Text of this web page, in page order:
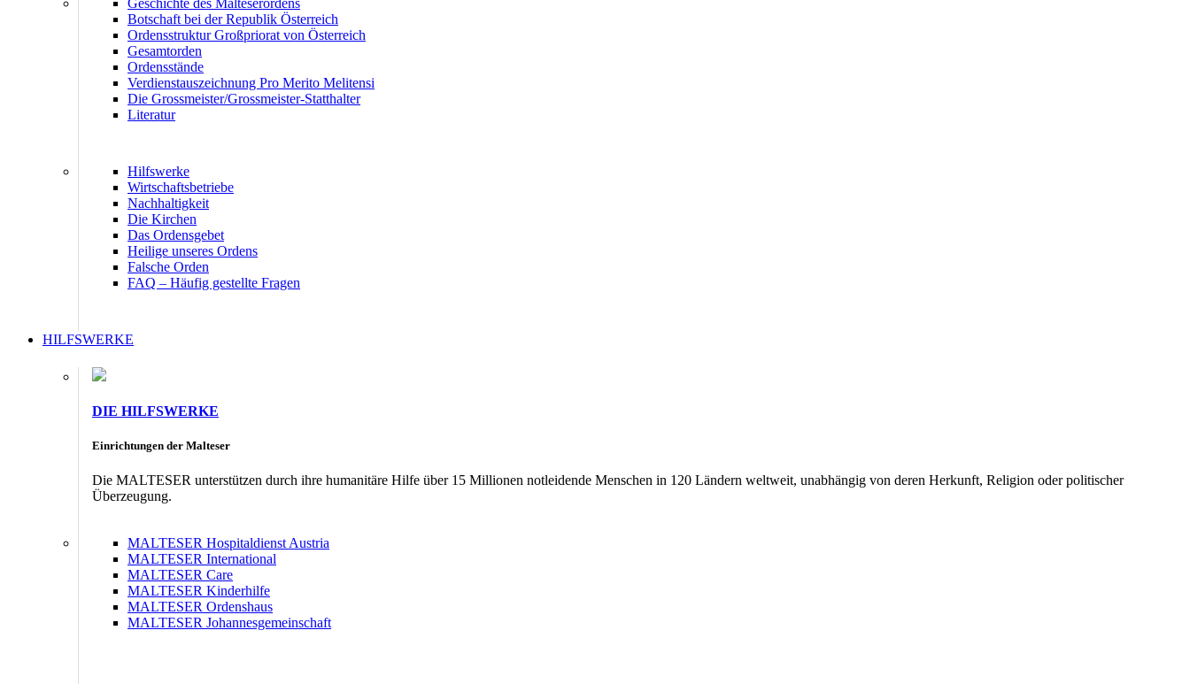
Geschichte des Malteserordens
Botschaft bei der Republik Österreich
Ordensstruktur Großpriorat von Österreich
Gesamtorden
Ordensstände
Verdienstauszeichnung Pro Merito Melitensi
Die Grossmeister/Grossmeister-Statthalter
Literatur
Hilfswerke
Wirtschaftsbetriebe
Nachhaltigkeit
Die Kirchen
Das Ordensgebet
Heilige unseres Ordens
Falsche Orden
FAQ – Häufig gestellte Fragen
HILFSWERKE
DIE HILFSWERKE
Einrichtungen der Malteser
Die MALTESER unterstützen durch ihre humanitäre Hilfe über 15 Millionen notleidende Menschen in 120 Ländern weltweit, unabhängig von deren Herkunft, Religion oder politischer
Überzeugung.
MALTESER Hospitaldienst Austria
MALTESER International
MALTESER Care
MALTESER Kinderhilfe
MALTESER Ordenshaus
MALTESER Johannesgemeinschaft